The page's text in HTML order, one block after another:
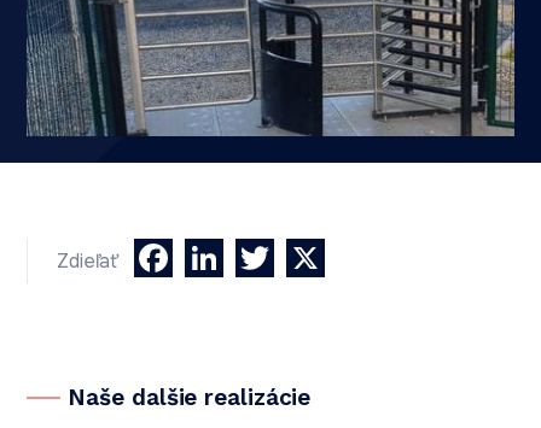
Zdieľať Facebook
LinkedIn
Twitter
Naše dalšie realizácie